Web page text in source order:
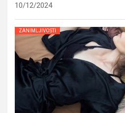
10/12/2024
ZANIMLJIVOSTI